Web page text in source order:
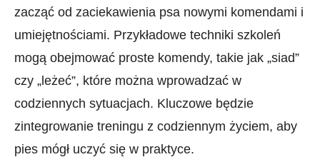
zacząć od zaciekawienia psa nowymi ⁤komendami i
umiejętnościami. Przykładowe techniki szkoleń
mogą obejmować proste komendy, takie jak „siad”⁤
czy ⁣„leżeć”, które można wprowadzać‌ w
codziennych sytuacjach.​ Kluczowe ‌będzie
zintegrowanie treningu z codziennym życiem, aby
pies ⁢mógł uczyć się w praktyce.